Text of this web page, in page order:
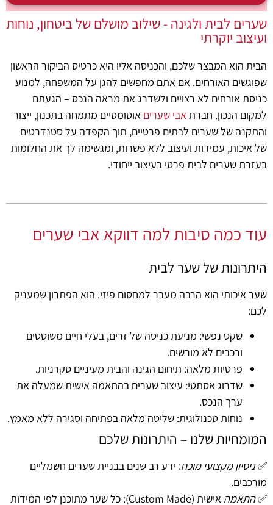
שערים לבית ולגינה - שילוב מושלם של ביטחון, נוחות
ועיצוב יוקרתי
הבית הוא המבצר שלכם, והכניסה אליו היא כרטיס הביקור הראשון
שפוגשים האורחים. אם אתם מחפשים להגן על המשפחה, למנוע
כניסת אורחים לא רצויים ולשדרג את מראה הנכס – הגעתם
למקום הנכון. חברתאבי שערים אוטומטיים מתמחה בתכנון, ייצור
והתקנה של שערים לבתים פרטיים, תוך הקפדה על סטנדרטים
של איכות, עמידות ועיצוב ללא פשרות, ומגשימה לך את החלומות
בעזרת שערים לבית פרטי בעיצוב ייחודי.
עוד כמה סיבות למה דווקא אבי שערים
היתרונות של שער לבית
שער איכותי הוא הרבה מעבר למחסום פיזי. הוא הפתרון שמעניק
לכם:
שקט נפשי: מניעת כניסה של זרים, בעלי חיים משוטטים
ורכבים לא מורשים.
פרטיות מלאה: תיחום הגינה והבית מעיניים סקרניות.
שדרוג אסתטי: עיצוב שערים בהתאמה אישית שמעלה את
ערך הנכס.
נוחות טכנולוגית: שליטה מלאה בפתיחה וסגירה ללא מאמץ.
המומחיות שלנו – היתרונות שלכם
✅ניסיון מקצועי מוכח: ידע רב שנים בבניית שערים חשמליים
מורכבים.
✅התאמה
אישית (Custom Made): כל שער מתוכנן לפי המידות